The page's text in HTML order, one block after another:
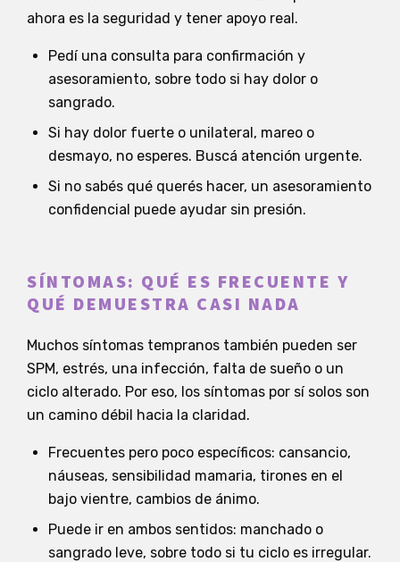
ahora es la seguridad y tener apoyo real.
Pedí una consulta para confirmación y
asesoramiento, sobre todo si hay dolor o
sangrado.
Si hay dolor fuerte o unilateral, mareo o
desmayo, no esperes. Buscá atención urgente.
Si no sabés qué querés hacer, un asesoramiento
confidencial puede ayudar sin presión.
SÍNTOMAS: QUÉ ES FRECUENTE Y
QUÉ DEMUESTRA CASI NADA
Muchos síntomas tempranos también pueden ser
SPM, estrés, una infección, falta de sueño o un
ciclo alterado. Por eso, los síntomas por sí solos son
un camino débil hacia la claridad.
Frecuentes pero poco específicos: cansancio,
náuseas, sensibilidad mamaria, tirones en el
bajo vientre, cambios de ánimo.
Puede ir en ambos sentidos: manchado o
sangrado leve, sobre todo si tu ciclo es irregular.